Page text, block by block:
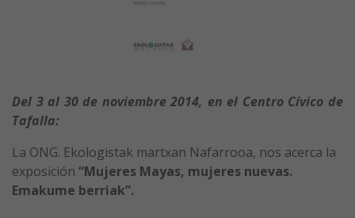
Del 3 al 30 de noviembre 2014, en el Centro Cívico de
Tafalla:
La ONG. Ekologistak martxan Nafarrooa, nos acerca la
exposición “Mujeres Mayas, mujeres nuevas.
Emakume berriak”.